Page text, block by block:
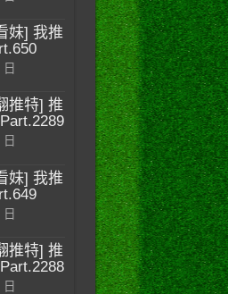
妹] 我推
推特] 推
妹] 我推
推特] 推